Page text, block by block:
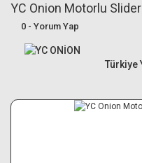
Canon R6 Mark III
YC Onion Motorlu
0 - Yorum Yap
Türkiye